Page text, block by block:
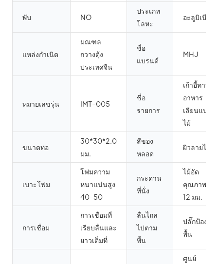
พับ NO
ประเภท
โลหะ
อะลูมิเนียม
แหล่งกำเนิด
มณฑล
กวางตุ้ง
ประเทศจีน
ชื่อ
แบรนด์
MHJ
หมายเลขรุ่น IMT-005
ชื่อ
รายการ
เก้าอี้ทาน
อาหาร
เลียนแบบ
ไม้
ขนาดท่อ
30*30*2.0
มม.
สีของ
หลอด
ผิวลายไม้
เบาะโฟม
โฟมความ
หนาแน่นสูง
40-50
กระดาน
ที่นั่ง
ไม้อัด
คุณภาพสูง
12 มม.
การเชื่อม
การเชื่อมที่
เรียบลื่นและ
ยาวเต็มที่
ลื่นไถล
ไปตาม
พื้น
ปลั๊กป้องกัน
พื้น
ศูนย์